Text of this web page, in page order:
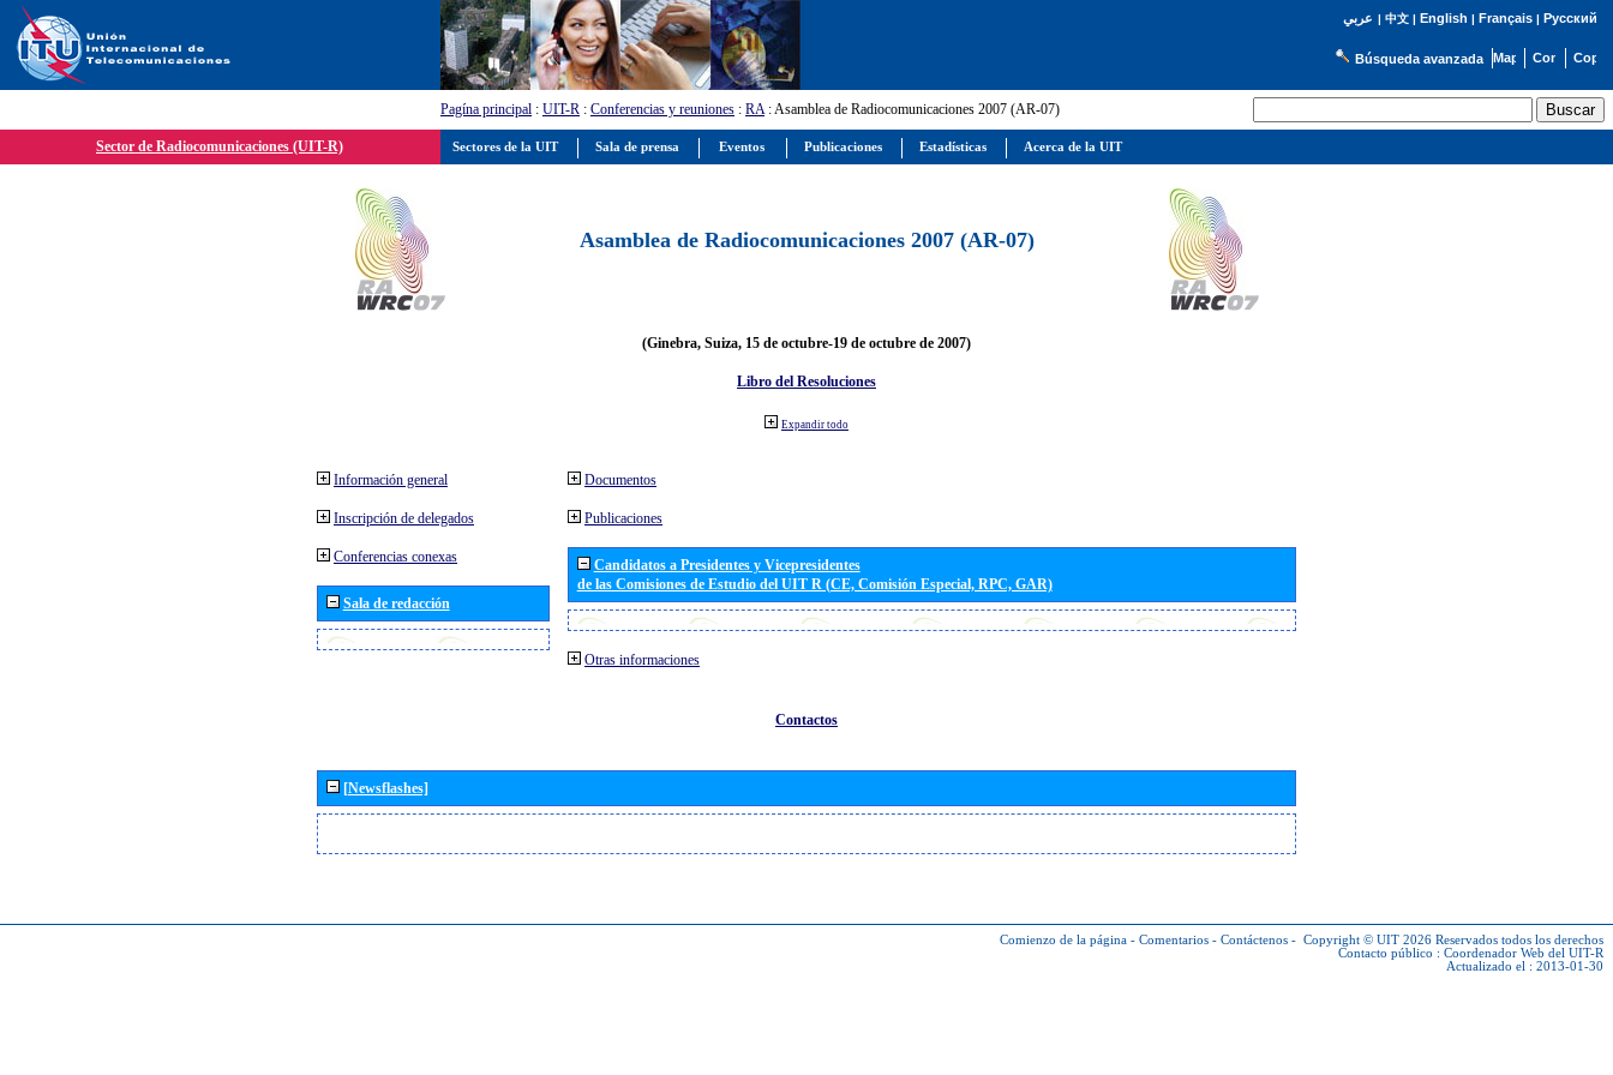
عربي | 中文| English | Français| Русский
Búsqueda avanzada
Pagína principal : UIT-R : Conferencias y reuniones : RA: Asamblea de Radiocomunicaciones 2007 (AR-07)
Sector de Radiocomunicaciones (UIT-R)
Asamblea de Radiocomunicaciones 2007 (AR-07)
(Ginebra, Suiza, 15 de octubre-19 de octubre de 2007)
Libro del Resoluciones
Expandir todo
Información general
Inscripción de delegados
Conferencias conexas
Sala de redacción
Documentos
Publicaciones
Candidatos a Presidentes y Vicepresidentes
de las Comisiones de Estudio del UIT R (CE, Comisión Especial, RPC, GAR)
Otras informaciones
Contactos
[Newsflashes]
Comienzo de la página - Comentarios - Contáctenos - Copyright © UIT 2026 Reservados todos los derechos
Contacto público : Coordenador Web del UIT-R
Actualizado el : 2013-01-30
Sectores de la UIT Sala de prensa Eventos Publicaciones Estadísticas Acerca de la UIT